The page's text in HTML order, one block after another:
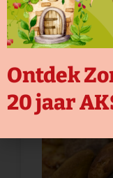
Ontdek
20 jaar